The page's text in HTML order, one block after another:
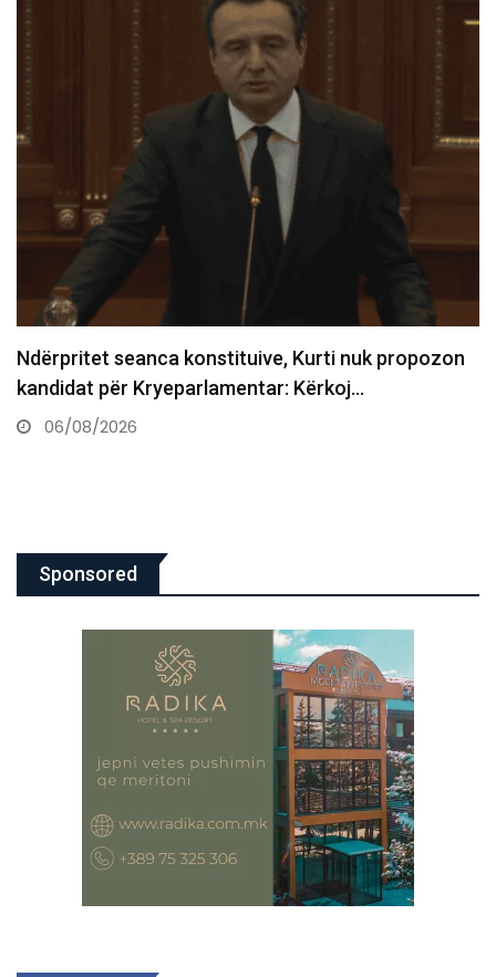
Kurti: Zgjedhjet erdhën pas moszgjedhjes së
presidentit, tani duhet stabilitet…
06/08/2026
Sponsored